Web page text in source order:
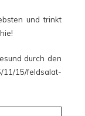
und trinkt